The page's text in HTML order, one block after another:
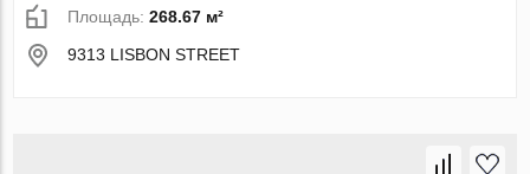
Площадь:268.67 м²
9313 LISBON STREET